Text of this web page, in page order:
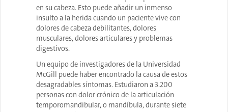
en su cabeza. Esto puede añadir un inmenso
insulto a la herida cuando un paciente vive con
dolores de cabeza debilitantes, dolores
musculares, dolores articulares y problemas
digestivos.
Un equipo de investigadores de la Universidad
McGill puede haber encontrado la causa de estos
desagradables síntomas. Estudiaron a 3.200
personas con dolor crónico de la articulación
temporomandibular, o mandíbula, durante siete